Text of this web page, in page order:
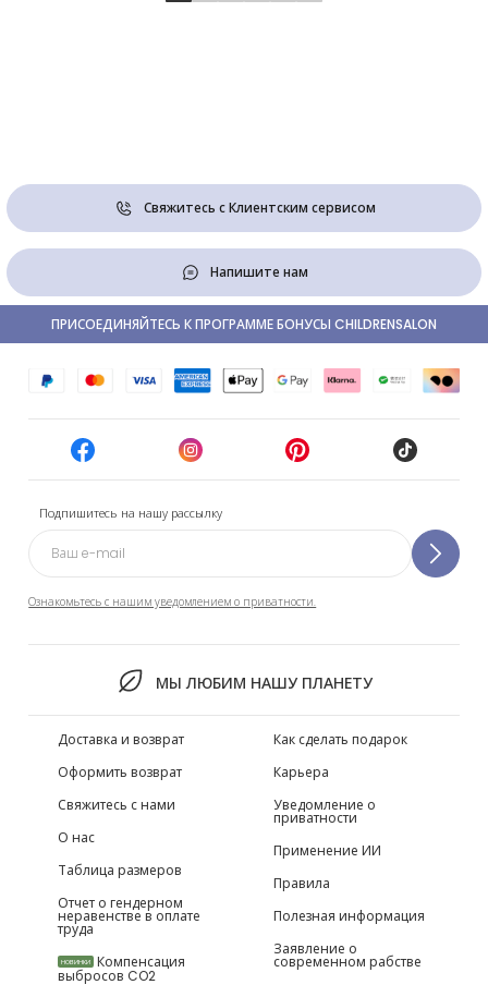
Свяжитесь с Клиентским сервисом
Напишите нам
Подпишитесь на нашу рассылку
Ознакомьтесь с нашим уведомлением о приватности.
МЫ ЛЮБИМ НАШУ ПЛАНЕТУ
ПРИСОЕДИНЯЙТЕСЬ К ПРОГРАММЕ БОНУСЫ CHILDRENSALON
Доставка и возврат
Оформить возврат
Свяжитесь с нами
О нас
Таблица размеров
Отчет о гендерном
неравенстве в оплате
труда
НОВИНКИ Компенсация
выбросов CO2
Как сделать подарок
Карьера
Уведомление о
приватности
Применение ИИ
Правила
Полезная информация
Заявление о
современном рабстве